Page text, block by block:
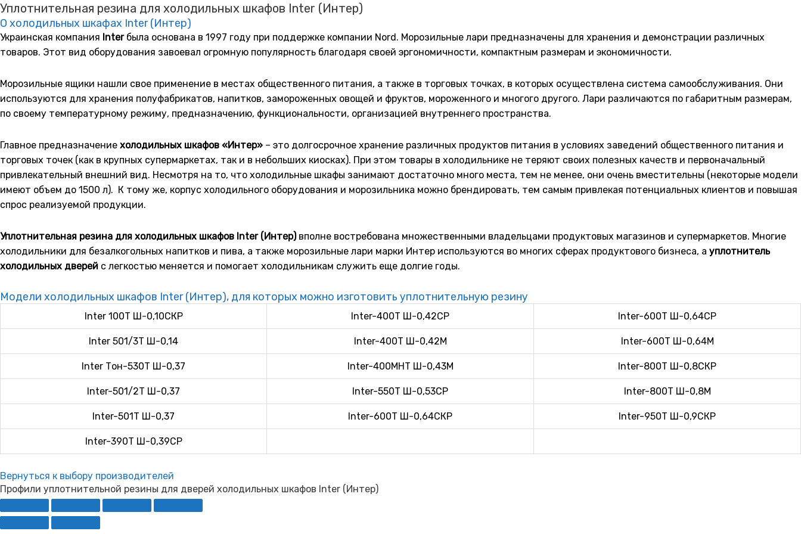
Уплотнительная резина для холодильных шкафов Inter (Интер)
О холодильных шкафах Inter (Интер)
Украинская компания Interбыла основана в 1997 году при поддержке компании Nord. Морозильные лари предназначены для хранения и демонстрации различных
товаров. Этот вид оборудования завоевал огромную популярность благодаря своей эргономичности, компактным размерам и экономичности.
Морозильные ящики нашли свое применение в местах общественного питания, а также в торговых точках, в которых осуществлена система самообслуживания. Они
используются для хранения полуфабрикатов, напитков, замороженных овощей и фруктов, мороженного и многого другого. Лари различаются по габаритным размерам,
по своему температурному режиму, предназначению, функциональности, организацией внутреннего пространства.
Главное предназначение холодильных шкафов «Интер» – это долгосрочное хранение различных продуктов питания в условиях заведений общественного питания и
торговых точек (как в крупных супермаркетах, так и в небольших киосках). При этом товары в холодильнике не теряют своих полезных качеств и первоначальный
привлекательный внешний вид. Несмотря на то, что холодильные шкафы занимают достаточно много места, тем не менее, они очень вместительны (некоторые модели
имеют объем до 1500 л). К тому же, корпус холодильного оборудования и морозильника можно брендировать, тем самым привлекая потенциальных клиентов и повышая
спрос реализуемой продукции.
Уплотнительная резина для холодильных шкафов Inter (Интер)вполне востребована множественными владельцами продуктовых магазинов и супермаркетов. Многие
холодильники для безалкогольных напитков и пива, а также морозильные лари марки Интер используются во многих сферах продуктового бизнеса, а уплотнитель
холодильных дверей с легкостью меняется и помогает холодильникам служить еще долгие годы.
Модели холодильных шкафов Inter (Интер), для которых можно изготовить уплотнительную резину
Inter 100T Ш-0,10СКР Inter-400T Ш-0,42СР Inter-600T Ш-0,64СР
Inter 501/3T Ш-0,14 Inter-400T Ш-0,42М Inter-600T Ш-0,64М
Inter Тон-530T Ш-0,37 Inter-400MHT Ш-0,43М Inter-800T Ш-0,8СКР
Inter-501/2T Ш-0,37 Inter-550T Ш-0,53СР Inter-800T Ш-0,8М
Inter-501T Ш-0,37 Inter-600T Ш-0,64СКР Inter-950T Ш-0,9СКР
Inter-390T Ш-0,39СР
Вернуться к выбору производителей
Профили уплотнительной резины для дверей холодильных шкафов Inter (Интер)